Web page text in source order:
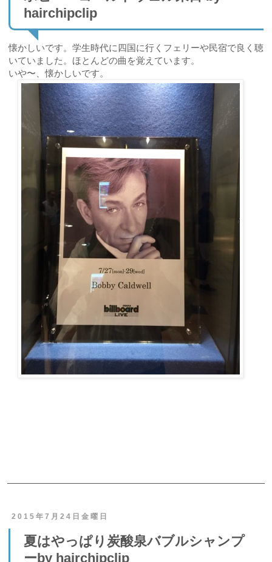
hairchipclip
懐かしいです。学生時代に四国に行くフェリーや民宿で良く聴
いていました。ほとんどの曲を覚えています。
いや〜、懐かしいです。
2015年7月24日金曜日
夏はやっぱり炭酸泉バブルシャンプ
ーby hairchipclip